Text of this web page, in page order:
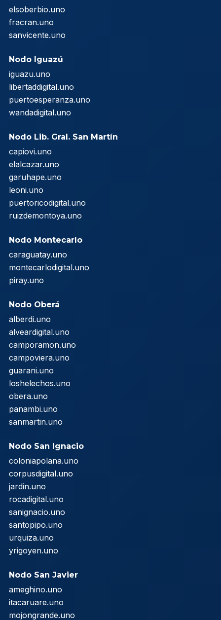
elsoberbio.uno
fracran.uno
sanvicente.uno
Nodo Iguazú
iguazu.uno
libertaddigital.uno
puertoesperanza.uno
wandadigital.uno
Nodo Lib. Gral. San Martín
capiovi.uno
elalcazar.uno
garuhape.uno
leoni.uno
puertoricodigital.uno
ruizdemontoya.uno
Nodo Montecarlo
caraguatay.uno
montecarlodigital.uno
piray.uno
Nodo Oberá
alberdi.uno
alveardigital.uno
camporamon.uno
campoviera.uno
guarani.uno
loshelechos.uno
obera.uno
panambi.uno
sanmartin.uno
Nodo San Ignacio
coloniapolana.uno
corpusdigital.uno
jardin.uno
rocadigital.uno
sanignacio.uno
santopipo.uno
urquiza.uno
yrigoyen.uno
Nodo San Javier
ameghino.uno
itacaruare.uno
mojongrande.uno